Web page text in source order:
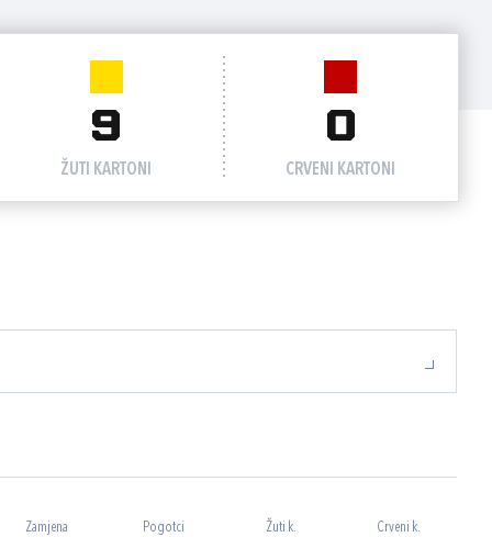
9
ŽUTI KARTONI
0
CRVENI KARTONI
Zamjena Pogotci Žuti k. Crveni k.